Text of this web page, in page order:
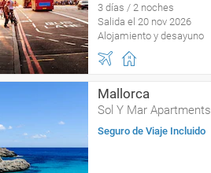
3 días / 2 noches
Salida el 20 nov 2026
Alojamiento y desayuno
Mallorca
Sol Y Mar Apartments
Seguro de Viaje Incluido